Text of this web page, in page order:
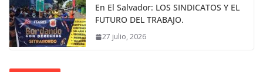
En El Salvador: LOS SINDICATOS Y EL
FUTURO DEL TRABAJO.
27 julio, 2026